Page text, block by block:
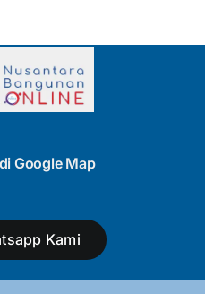
Google Map
Kami